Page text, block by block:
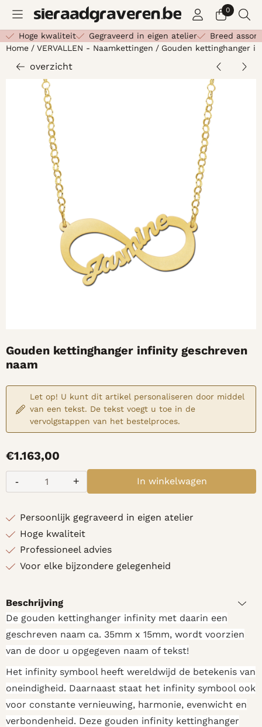
Cookievoorkeuren zijn beschikbaar. Kies instellingen of
0
Hoge kwaliteit Gegraveerd in eigen atelier
Breed
Home / VERVALLEN - Naamkettingen / Gouden kettinghanger
overzicht
Gouden kettinghanger infinity geschreven
naam
Let op! U kunt dit artikel personaliseren door middel
van een tekst. De tekst voegt u toe in de
vervolgstappen van het bestelproces.
€1.163,00
+
- In winkelwagen
Persoonlijk gegraveerd in eigen atelier
Hoge kwaliteit
Professioneel advies
Voor elke bijzondere gelegenheid
Beschrijving
De gouden kettinghanger infinity met daarin een
geschreven naam ca. 35mm x 15mm, wordt voorzien
van de door u opgegeven naam of tekst!
Het infinity symbool heeft wereldwijd de betekenis van
oneindigheid. Daarnaast staat het infinity symbool ook
voor constante vernieuwing, harmonie, evenwicht en
verbondenheid. Deze gouden infinity kettinghanger